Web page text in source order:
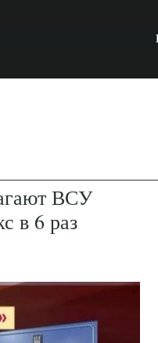
ВСУ
в 6 раз